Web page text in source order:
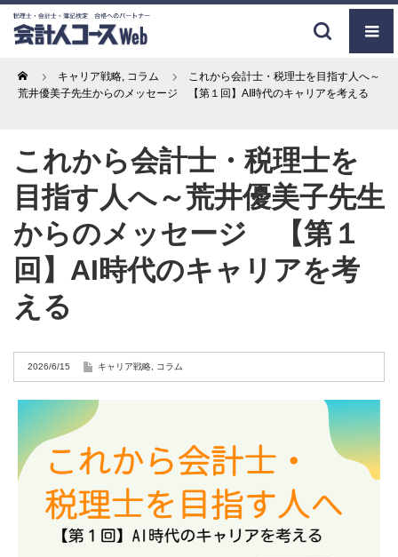
Home キャリア戦略, コラム
これから会計士・税理士を目指す人へ～
荒井優美子先生からのメッセージ 【第１回】AI時代のキャリアを考える
これから会計士・税理士を
目指す人へ～荒井優美子先生
からのメッセージ 【第１
回】AI時代のキャリアを考
える
2026/6/15 キャリア戦略 コラム